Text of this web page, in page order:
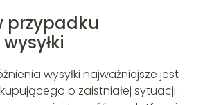
przypadku
wysyłki najważniejsze jest
o zaistniałej sytuacji.